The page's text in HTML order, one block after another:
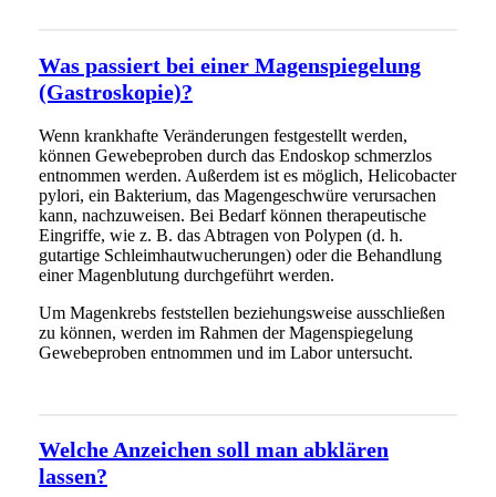
Was passiert bei einer Magenspiegelung
(Gastroskopie)?
Wenn krankhafte Veränderungen festgestellt werden,
können Gewebeproben durch das Endoskop schmerzlos
entnommen werden. Außerdem ist es möglich, Helicobacter
pylori, ein Bakterium, das Magengeschwüre verursachen
kann, nachzuweisen. Bei Bedarf können therapeutische
Eingriffe, wie z. B. das Abtragen von Polypen (d. h.
gutartige Schleimhautwucherungen) oder die Behandlung
einer Magenblutung durchgeführt werden.
Um Magenkrebs feststellen beziehungsweise ausschließen
zu können, werden im Rahmen der Magenspiegelung
Gewebeproben entnommen und im Labor untersucht.
Welche Anzeichen soll man abklären
lassen?